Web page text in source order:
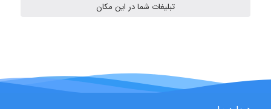
تبلیغات شما در این مکان